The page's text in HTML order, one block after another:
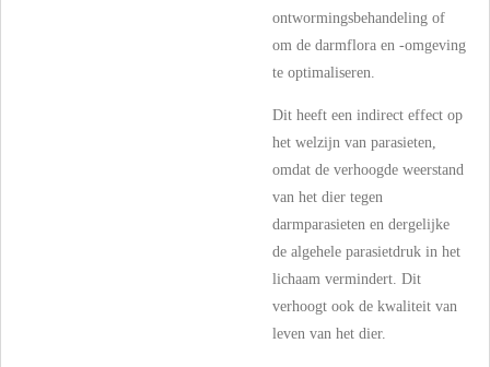
ontwormingsbehandeling of
om de darmflora en -omgeving
te optimaliseren.
Dit heeft een indirect effect op
het welzijn van parasieten,
omdat de verhoogde weerstand
van het dier tegen
darmparasieten en dergelijke
de algehele parasietdruk in het
lichaam vermindert. Dit
verhoogt ook de kwaliteit van
leven van het dier.